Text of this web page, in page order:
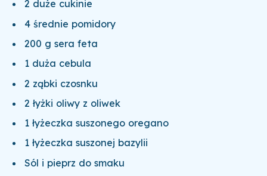
2 duże cukinie
4 średnie pomidory
200 g sera feta
1 duża cebula
2 ząbki czosnku
2 łyżki oliwy z oliwek
1 łyżeczka suszonego oregano
1 łyżeczka suszonej bazylii
Sól i pieprz do smaku